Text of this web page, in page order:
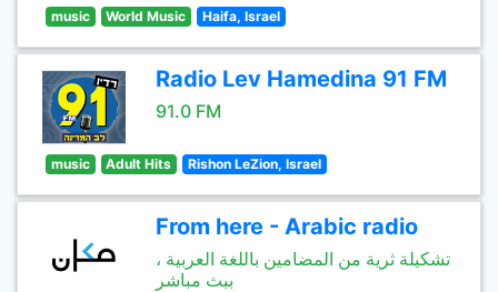
music World Music Haifa, Israel
Radio Lev Hamedina 91 FM
91.0 FM
music Adult Hits Rishon LeZion, Israel
From here - Arabic radio
تشكيلة ثرية من المضامين باللغة العربية ،
ببث مباشر